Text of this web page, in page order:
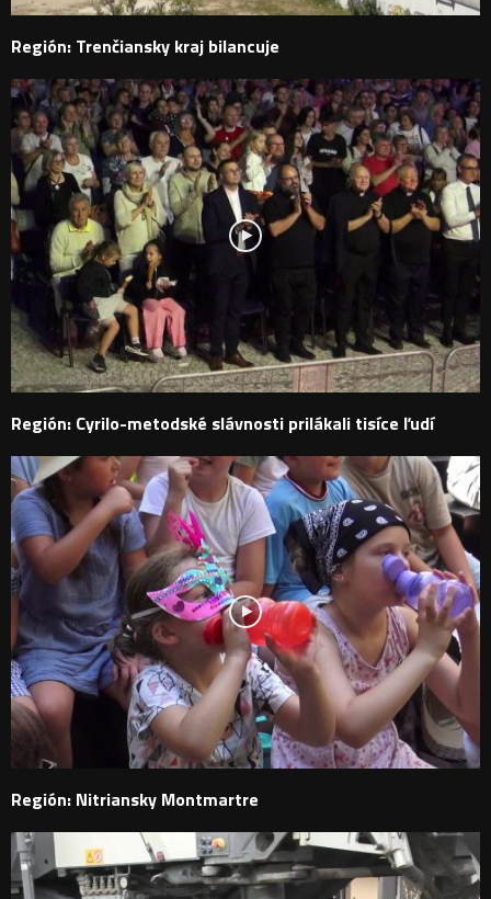
Región: Trenčiansky kraj bilancuje
Región: Cyrilo-metodské slávnosti prilákali tisíce ľudí
Región: Nitriansky Montmartre